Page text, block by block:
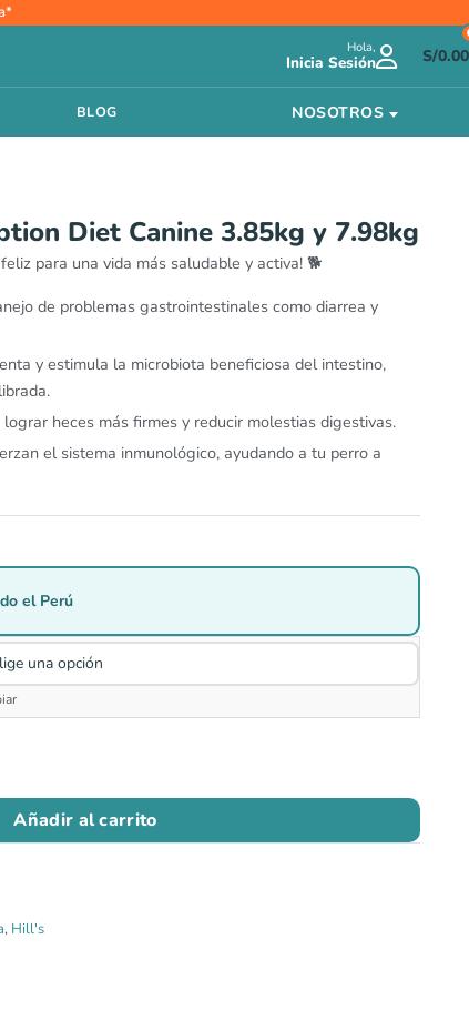
Hola,
Inicia Sesión S/0.00
BLOG NOSOTROS
Diet Canine 3.85kg y 7.98kg
para una vida más saludable y activa! 🐕
de problemas gastrointestinales como diarrea y
y estimula la microbiota beneficiosa del intestino,
heces más firmes y reducir molestias digestivas.
el sistema inmunológico, ayudando a tu perro a
211.00
el Perú
Añadir al carrito
, Hill's